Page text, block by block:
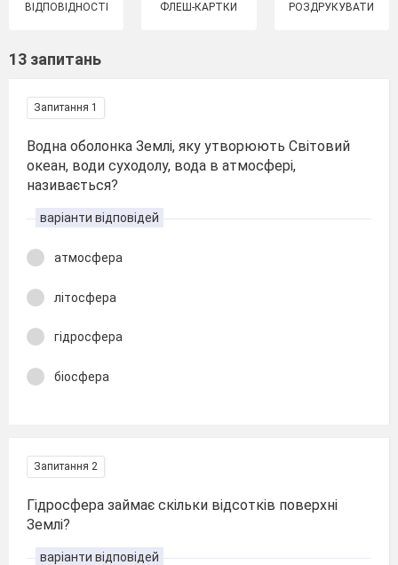
ВІДПОВІДНОСТІ ФЛЕШ-КАРТКИ РОЗДРУКУВАТИ
13 запитань
Запитання 1
Водна оболонка Землі, яку утворюють Світовий
океан, води суходолу, вода в атмосфері,
називається?
варіанти відповідей
атмосфера
літосфера
гідросфера
біосфера
Запитання 2
Гідросфера займає скільки відсотків поверхні
Землі?
варіанти відповідей